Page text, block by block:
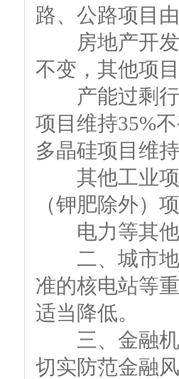
路、公路项目由
房地产开发
不变，其他项
产能过剩行
项目维持35%
多晶硅项目维持
其他工业项
（钾肥除外）
电力等其他
二、城市地
准的核电站等
适当降低。
三、金融机
切实防范金融